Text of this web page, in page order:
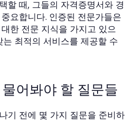
할 때, 그들의 자격증명서와 경
요합니다. 인증된 전문가들은
한 전문 지식을 가지고 있으
최적의 서비스를 제공할 수
어봐야 할 질문들
기 전에 몇 가지 질문을 준비하